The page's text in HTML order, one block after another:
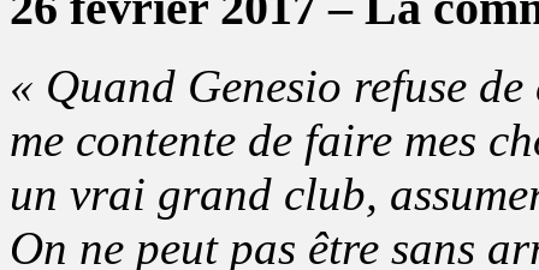
« Quand Genesio refuse
me contente de faire mes
un vrai grand club,
On ne peut pas être sans